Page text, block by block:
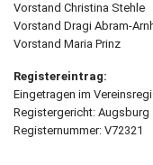
Vorstand Christina Stehle
Vorstand Dragi Abram-
Vorstand Maria Prinz
Registereintrag:
Eingetragen im
Registergericht: Augsburg
Registernummer: V72321